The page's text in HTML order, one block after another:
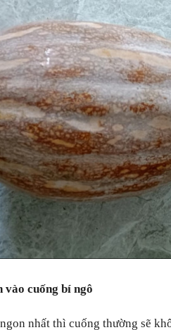
cuống bí ngô
nhất thì cuống thường sẽ